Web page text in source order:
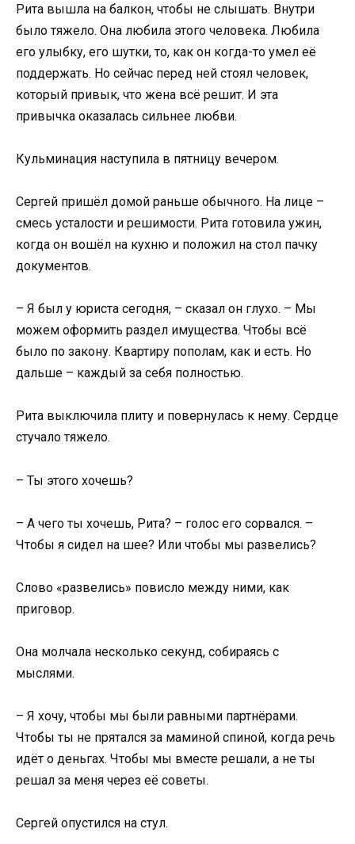
Рита вышла на балкон, чтобы не слышать. Внутри
было тяжело. Она любила этого человека. Любила
его улыбку, его шутки, то, как он когда-то умел её
поддержать. Но сейчас перед ней стоял человек,
который привык, что жена всё решит. И эта
привычка оказалась сильнее любви.
Кульминация наступила в пятницу вечером.
Сергей пришёл домой раньше обычного. На лице –
смесь усталости и решимости. Рита готовила ужин,
когда он вошёл на кухню и положил на стол пачку
документов.
– Я был у юриста сегодня, – сказал он глухо. – Мы
можем оформить раздел имущества. Чтобы всё
было по закону. Квартиру пополам, как и есть. Но
дальше – каждый за себя полностью.
Рита выключила плиту и повернулась к нему. Сердце
стучало тяжело.
– Ты этого хочешь?
– А чего ты хочешь, Рита? – голос его сорвался. –
Чтобы я сидел на шее? Или чтобы мы развелись?
Слово «развелись» повисло между ними, как
приговор.
Она молчала несколько секунд, собираясь с
мыслями.
– Я хочу, чтобы мы были равными партнёрами.
Чтобы ты не прятался за маминой спиной, когда речь
идёт о деньгах. Чтобы мы вместе решали, а не ты
решал за меня через её советы.
Сергей опустился на стул.